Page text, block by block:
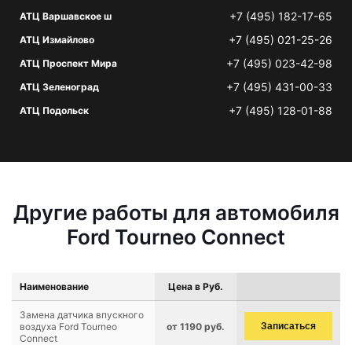
АТЦ Варшавское ш +7 (495) 182-17-65
АТЦ Измайлово +7 (495) 021-25-26
АТЦ Проспект Мира +7 (495) 023-42-98
АТЦ Зеленоград +7 (495) 431-00-33
АТЦ Подольск +7 (495) 128-01-88
Другие работы для автомобиля
Ford Tourneo Connect
Наименование Цена в Руб.
Замена датчика впускного
воздуха Ford Tourneo
Connect
от 1190 руб. Записаться